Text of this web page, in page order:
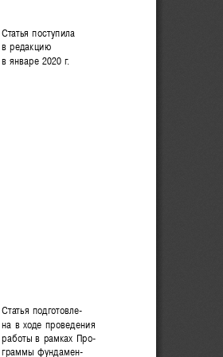
Статья поступила
в редакцию
в январе 2020 г.
Статья подготовле-
на в ходе проведения
работы в рамках Про-
граммы фундамен-